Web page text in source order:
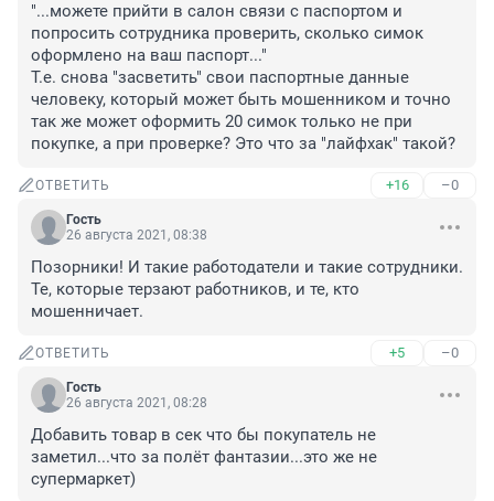
"...можете прийти в салон связи с паспортом и
попросить сотрудника проверить, сколько симок
оформлено на ваш паспорт..."
Т.е. снова "засветить" свои паспортные данные
человеку, который может быть мошенником и точно
так же может оформить 20 симок только не при
покупке, а при проверке? Это что за "лайфхак" такой?
ОТВЕТИТЬ +16 –0
Гость
26 августа 2021, 08:38
Позорники! И такие работодатели и такие сотрудники.
Те, которые терзают работников, и те, кто
мошенничает.
ОТВЕТИТЬ +5 –0
Гость
26 августа 2021, 08:28
Добавить товар в сек что бы покупатель не
заметил...что за полёт фантазии...это же не
супермаркет)